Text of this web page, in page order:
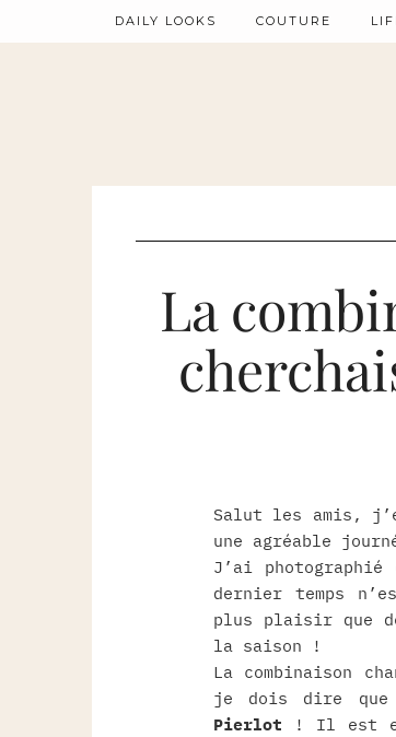
DAILY LOOKS COUTURE
La
Salut les amis,
une agréable
J’ai
dernier temps
plus plaisir que
la saison !
La combinaison
je dois dire que
Pierlot ! Il est